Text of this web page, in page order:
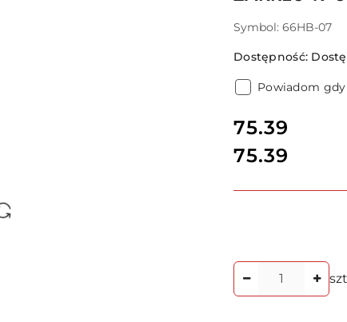
Symbol: 66HB-07
Dostępność:
Powiadom
cena:
75.39
Cena:
75.39
Ilość